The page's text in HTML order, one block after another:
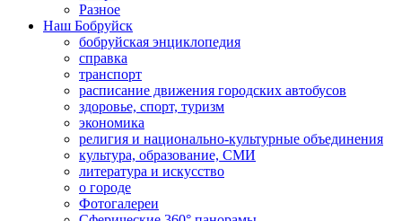
Разное
Наш Бобруйск
бобруйская энциклопедия
справка
транспорт
расписание движения городских автобусов
здоровье, спорт, туризм
экономика
религия и национально-культурные объединения
культура, образование, СМИ
литература и искусство
о городе
Фотогалереи